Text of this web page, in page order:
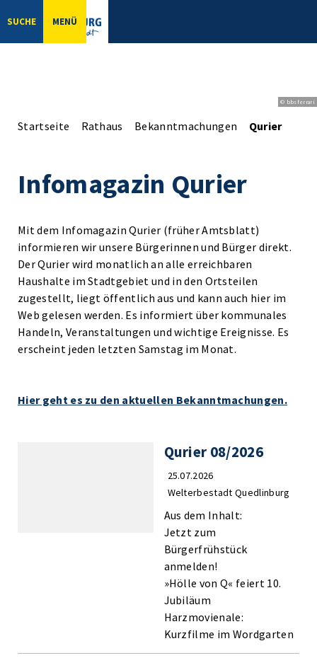
SUCHE MENÜ
© bbsferrari
Startseite Rathaus Bekanntmachungen Qurier
Infomagazin Qurier
Mit dem Infomagazin Qurier (früher Amtsblatt)
informieren wir unsere Bürgerinnen und Bürger direkt.
Der Qurier wird monatlich an alle erreichbaren
Haushalte im Stadtgebiet und in den Ortsteilen
zugestellt, liegt öffentlich aus und kann auch hier im
Web gelesen werden. Es informiert über kommunales
Handeln, Veranstaltungen und wichtige Ereignisse. Es
erscheint jeden letzten Samstag im Monat.
Hier geht es zu den aktuellen Bekanntmachungen.
Qurier 08/2026
25.07.2026
Welterbestadt Quedlinburg
Aus dem Inhalt:
Jetzt zum
Bürgerfrühstück
anmelden!
»Hölle von Q« feiert 10.
Jubiläum
Harzmovienale:
Kurzfilme im Wordgarten